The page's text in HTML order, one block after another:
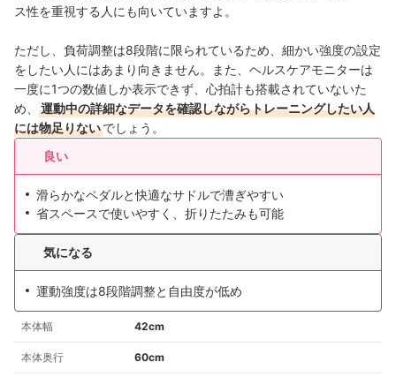
ス性を重視する人にも向いていますよ。
ただし、負荷調整は8段階に限られているため、細かい強度の設定
をしたい人にはあまり向きません。また、ヘルスケアモニターは
一度に1つの数値しか表示できず、心拍計も搭載されていないた
め、
運動中の詳細なデータを確認しながらトレーニングしたい人
には物足りないでしょう。
良い
滑らかなペダルと快適なサドルで漕ぎやすい
省スペースで使いやすく、折りたたみも可能
気になる
運動強度は8段階調整と自由度が低め
本体幅 42cm
本体奥行 60cm